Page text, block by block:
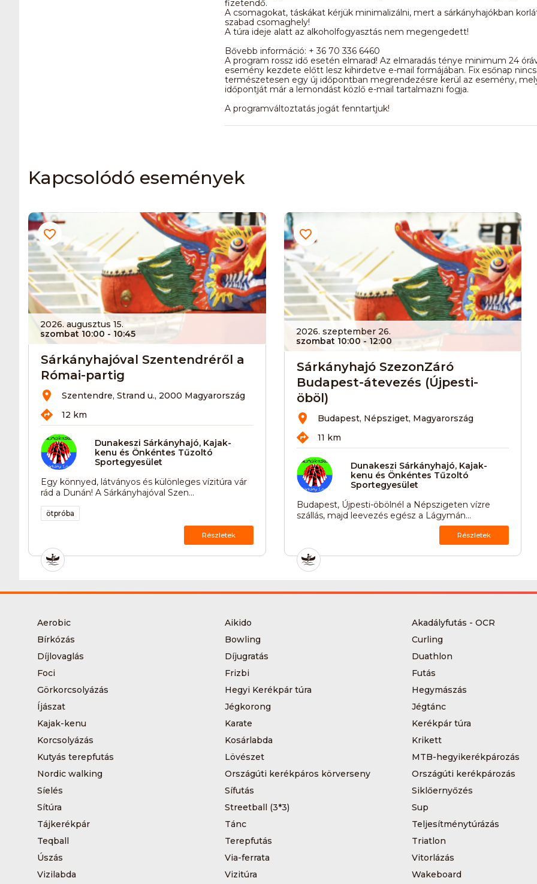
fizetendő.
A csomagokat, táskákat kérjük minimalizálni, mert a sárkányhajókban
szabad csomaghely!
A túra ideje alatt az alkoholfogyasztás nem megengedett!
Bővebb információ: + 36 70 336 6460
A program rossz idő esetén elmarad! Az elmaradás ténye minimum 24
esemény kezdete előtt lesz kihirdetve e-mail formájában. Fix esőnap
természetesen egy új időpontban megrendezésre kerül az esemény,
időpontját már a lemondást közlő e-mail tartalmazni fogja.
A programváltoztatás jogát fenntartjuk!
Kapcsolódó események
2026. augusztus 15.
szombat 10:00 - 10:45
Sárkányhajóval Szentendréről a
Római-partig
Szentendre, Strand u., 2000 Magyarország
12 km
Dunakeszi Sárkányhajó, Kajak-
kenu és Önkéntes Tűzoltó
Sportegyesület
Egy könnyed, látványos és különleges vízitúra vár
rád a Dunán! A Sárkányhajóval Szen...
ötpróba
Részletek
2026. szeptember 26.
szombat 10:00 - 12:00
Sárkányhajó SzezonZáró
Budapest-átevezés (Újpesti-
öböl)
Budapest, Népsziget, Magyarország
11 km
Dunakeszi Sárkányhajó, Kajak-
kenu és Önkéntes Tűzoltó
Sportegyesület
Budapest, Újpesti-öbölnél a Népszigeten vízre
szállás, majd leevezés egész a Lágymán...
Részletek
Aerobic Aikido
Akadályfutás - OCR
Bírkózás
Bowling
Curling
Díjlovaglás
Díjugratás
Duathlon
Foci
Frizbi
Futás
Görkorcsolyázás
Hegyi Kerékpár túra
Hegymászás
Íjászat
Jégkorong
Jégtánc
Kajak-kenu
Karate
Kerékpár túra
Korcsolyázás
Kosárlabda
Krikett
Kutyás terepfutás
Lövészet
MTB-hegyikerékpározás
Nordic walking
Országúti kerékpáros körverseny
Országúti kerékpározás
Síelés
Sífutás
Siklőernyőzés
Sítúra
Streetball (3*3)
Sup
Tájkerékpár
Tánc
Teljesítménytúrázás
Teqball
Terepfutás
Triatlon
Úszás
Via-ferrata
Vitorlázás
Vizilabda
Vizitúra Wakeboard